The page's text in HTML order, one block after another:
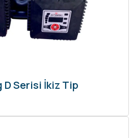
D Serisi İkiz Tip